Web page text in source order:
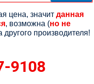
цена, значит данная
, возможна (но не
другого производителя!
9108